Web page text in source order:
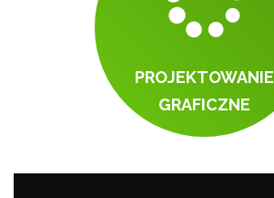
PROJEKTOWANIE
GRAFICZNE